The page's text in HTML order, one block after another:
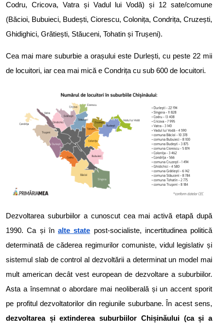
Codru, Cricova, Vatra și Vadul lui Vodă) și 12 sate/comune
(Băcioi, Bubuieci, Budești, Ciorescu, Colonița, Condrița, Cruzești,
Ghidighici, Grătiești, Stăuceni, Tohatin și Trușeni).
Cea mai mare suburbie a orașului este Durlești, cu peste 22 mii
de locuitori, iar cea mai mică e Condrița cu sub 600 de locuitori.
Dezvoltarea suburbiilor a cunoscut cea mai activă etapă după
1990. Ca și în alte state post-socialiste, incertitudinea politică
determinată de căderea regimurilor comuniste, vidul legislativ și
sistemul slab de control al dezvoltării a determinat un model mai
mult american decât vest european de dezvoltare a suburbiilor.
Asta a însemnat o abordare mai neoliberală și un accent sporit
pe profitul dezvoltatorilor din regiunile suburbane. În acest sens,
dezvoltarea și extinderea suburbiilor Chișinăului (ca și a